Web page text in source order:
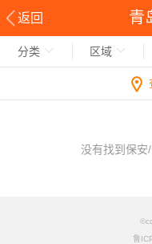
返回 青
分类 区域
没有找到保安
鲁